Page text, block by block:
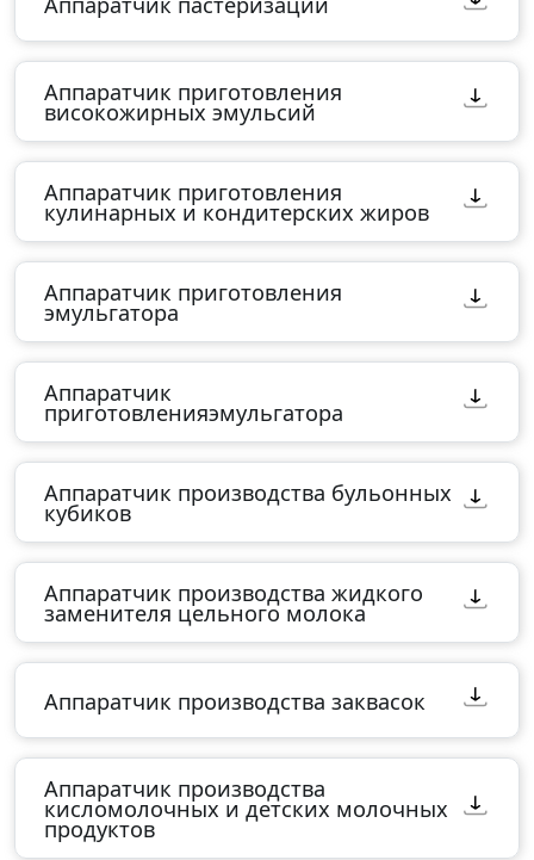
Аппаратчик приготовления
високожирных эмульсий
Аппаратчик приготовления
кулинарных и кондитерских жиров
Аппаратчик приготовления
эмульгатора
Аппаратчик
приготовленияэмульгатора
Аппаратчик производства бульонных
кубиков
Аппаратчик производства жидкого
заменителя цельного молока
Аппаратчик производства заквасок
Аппаратчик производства
кисломолочных и детских молочных
продуктов